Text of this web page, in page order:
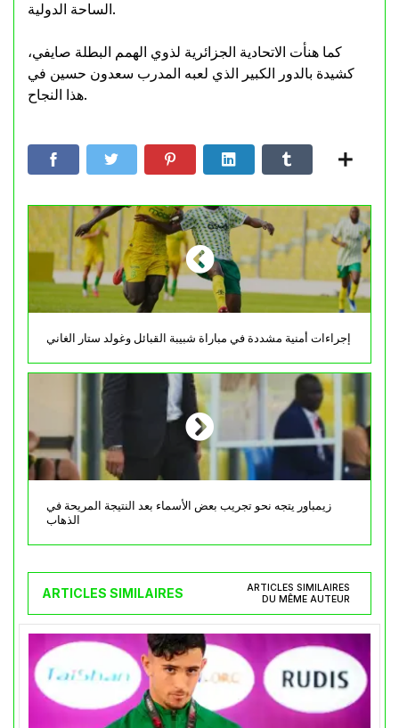
الساحة الدولية.
كما هنأت الاتحادية الجزائرية لذوي الهمم البطلة صايفي،
كشيدة بالدور الكبير الذي لعبه المدرب سعدون حسين في
هذا النجاح.
إجراءات أمنية مشددة في مباراة شبيبة القبائل وغولد ستار الغاني
زيمباور يتجه نحو تجريب بعض الأسماء بعد النتيجة المريحة في
الذهاب
ARTICLES SIMILAIRES
ARTICLES SIMILAIRES
DU MÊME AUTEUR